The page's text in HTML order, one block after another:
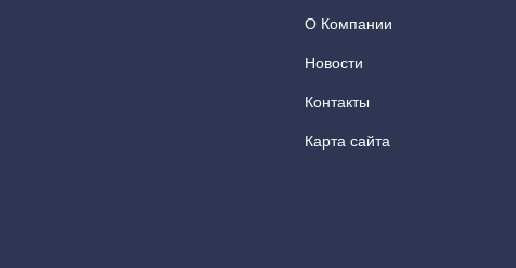
О Компании
Новости
Контакты
Карта сайта